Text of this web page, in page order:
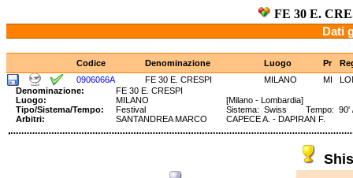
FE 30 E.
Dati
Codice Denominazione Luogo Pr
0906066A
FE 30 E. CRESPI MILANO MI
Denominazione:
FE 30 E. CRESPI
Luogo:
MILANO
[Milano - Lombardia]
Tipo/Sistema/Tempo:
Festival
Sistema: Swiss Tempo: 90' /
Arbitri:
SANTANDREA MARCO CAPECE A. - DAPIRAN F.